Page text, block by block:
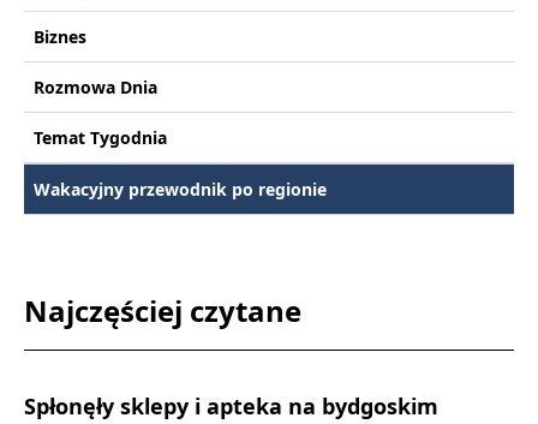
Biznes
Rozmowa Dnia
Temat Tygodnia
Wakacyjny przewodnik po regionie
Najczęściej czytane
Spłonęły sklepy i apteka na bydgoskim